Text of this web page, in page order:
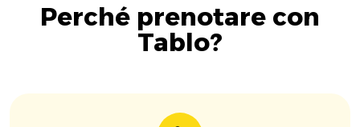
Perché prenotare con
Tablo?